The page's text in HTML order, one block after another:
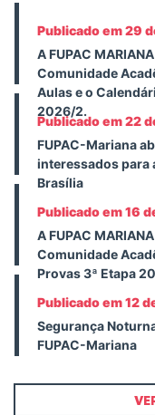
Publicado em 29
A FUPAC
Comunidade
Aulas e o
2026/2.
Publicado em 22
FUPAC-Mariana
interessados para
Brasília
Publicado em 16
A FUPAC
Comunidade
Provas 3ª Etapa
Publicado em 12
Segurança
FUPAC-Mariana